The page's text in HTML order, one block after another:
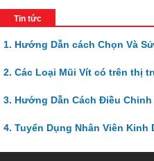
Tin tức
1. Hướng Dẫn cách Chọn Và
2. Các Loại Mũi Vít có trên thị
3. Hướng Dẫn Cách Điều
4. Tuyển Dụng Nhân Viên Kinh